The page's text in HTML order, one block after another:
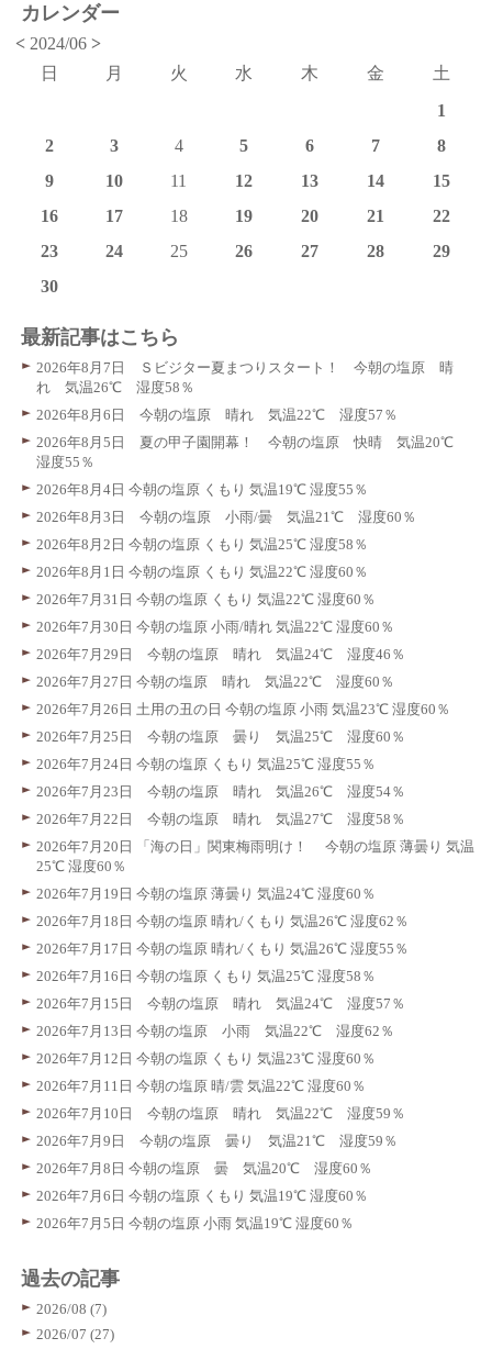
カレンダー
< 2024/06>
日
月 火 水 木 金
土
1
2
3 4 5 6 7
8
9
10 11 12 13 14
15
16
17 18 19 20 21
22
23
24 25 26 27 28
29
30
最新記事はこちら
2026年8月7日 Ｓビジター夏まつりスタート！ 今朝の塩原 晴
れ 気温26℃ 湿度58％
2026年8月6日 今朝の塩原 晴れ 気温22℃ 湿度57％
2026年8月5日 夏の甲子園開幕！ 今朝の塩原 快晴 気温20℃
湿度55％
2026年8月4日 今朝の塩原 くもり 気温19℃ 湿度55％
2026年8月3日 今朝の塩原 小雨/曇 気温21℃ 湿度60％
2026年8月2日 今朝の塩原 くもり 気温25℃ 湿度58％
2026年8月1日 今朝の塩原 くもり 気温22℃ 湿度60％
2026年7月31日 今朝の塩原 くもり 気温22℃ 湿度60％
2026年7月30日 今朝の塩原 小雨/晴れ 気温22℃ 湿度60％
2026年7月29日 今朝の塩原 晴れ 気温24℃ 湿度46％
2026年7月27日 今朝の塩原 晴れ 気温22℃ 湿度60％
2026年7月26日 土用の丑の日 今朝の塩原 小雨 気温23℃ 湿度60％
2026年7月25日 今朝の塩原 曇り 気温25℃ 湿度60％
2026年7月24日 今朝の塩原 くもり 気温25℃ 湿度55％
2026年7月23日 今朝の塩原 晴れ 気温26℃ 湿度54％
2026年7月22日 今朝の塩原 晴れ 気温27℃ 湿度58％
2026年7月20日 「海の日」関東梅雨明け！ 今朝の塩原 薄曇り 気温
25℃ 湿度60％
2026年7月19日 今朝の塩原 薄曇り 気温24℃ 湿度60％
2026年7月18日 今朝の塩原 晴れ/くもり 気温26℃ 湿度62％
2026年7月17日 今朝の塩原 晴れ/くもり 気温26℃ 湿度55％
2026年7月16日 今朝の塩原 くもり 気温25℃ 湿度58％
2026年7月15日 今朝の塩原 晴れ 気温24℃ 湿度57％
2026年7月13日 今朝の塩原 小雨 気温22℃ 湿度62％
2026年7月12日 今朝の塩原 くもり 気温23℃ 湿度60％
2026年7月11日 今朝の塩原 晴/雲 気温22℃ 湿度60％
2026年7月10日 今朝の塩原 晴れ 気温22℃ 湿度59％
2026年7月9日 今朝の塩原 曇り 気温21℃ 湿度59％
2026年7月8日 今朝の塩原 曇 気温20℃ 湿度60％
2026年7月6日 今朝の塩原 くもり 気温19℃ 湿度60％
2026年7月5日 今朝の塩原 小雨 気温19℃ 湿度60％
過去の記事
2026/08 (7)
2026/07 (27)